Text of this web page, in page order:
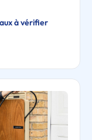
à vérifier